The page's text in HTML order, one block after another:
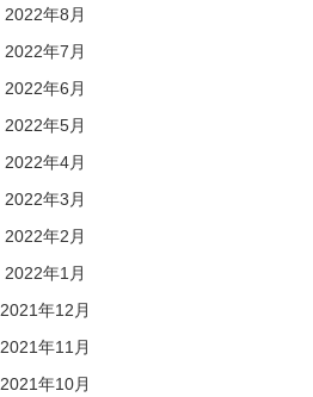
2022年8月
2022年7月
2022年6月
2022年5月
2022年4月
2022年3月
2022年2月
2022年1月
2021年12月
2021年11月
2021年10月